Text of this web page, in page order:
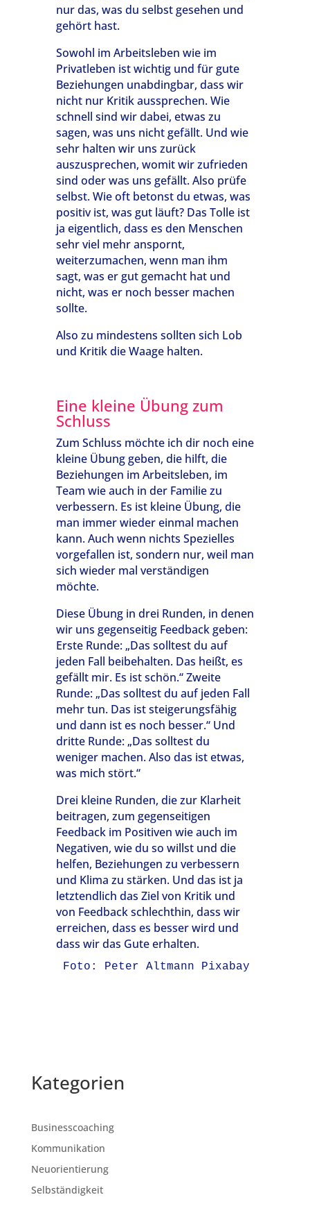
nur das, was du selbst gesehen und
gehört hast.
Sowohl im Arbeitsleben wie im
Privatleben ist wichtig und für gute
Beziehungen unabdingbar, dass wir
nicht nur Kritik aussprechen. Wie
schnell sind wir dabei, etwas zu
sagen, was uns nicht gefällt. Und wie
sehr halten wir uns zurück
auszusprechen, womit wir zufrieden
sind oder was uns gefällt. Also prüfe
selbst. Wie oft betonst du etwas, was
positiv ist, was gut läuft? Das Tolle ist
ja eigentlich, dass es den Menschen
sehr viel mehr anspornt,
weiterzumachen, wenn man ihm
sagt, was er gut gemacht hat und
nicht, was er noch besser machen
sollte.
Also zu mindestens sollten sich Lob
und Kritik die Waage halten.
Eine kleine Übung zum
Schluss
Zum Schluss möchte ich dir noch eine
kleine Übung geben, die hilft, die
Beziehungen im Arbeitsleben, im
Team wie auch in der Familie zu
verbessern. Es ist kleine Übung, die
man immer wieder einmal machen
kann. Auch wenn nichts Spezielles
vorgefallen ist, sondern nur, weil man
sich wieder mal verständigen
möchte.
Diese Übung in drei Runden, in denen
wir uns gegenseitig Feedback geben:
Erste Runde: „Das solltest du auf
jeden Fall beibehalten. Das heißt, es
gefällt mir. Es ist schön.“ Zweite
Runde: „Das solltest du auf jeden Fall
mehr tun. Das ist steigerungsfähig
und dann ist es noch besser.“ Und
dritte Runde: „Das solltest du
weniger machen. Also das ist etwas,
was mich stört.“
Drei kleine Runden, die zur Klarheit
beitragen, zum gegenseitigen
Feedback im Positiven wie auch im
Negativen, wie du so willst und die
helfen, Beziehungen zu verbessern
und Klima zu stärken. Und das ist ja
letztendlich das Ziel von Kritik und
von Feedback schlechthin, dass wir
erreichen, dass es besser wird und
dass wir das Gute erhalten.
Foto: Peter Altmann Pixabay
Kategorien
Businesscoaching
Kommunikation
Neuorientierung
Selbständigkeit